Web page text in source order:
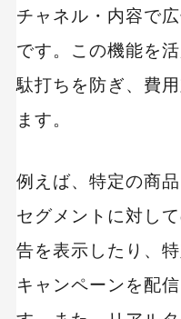
チャネル・内容で
です。この機能を
駄打ちを防ぎ、費
ます。
例えば、特定の商
セグメントに対し
告を表示したり、
キャンペーンを配